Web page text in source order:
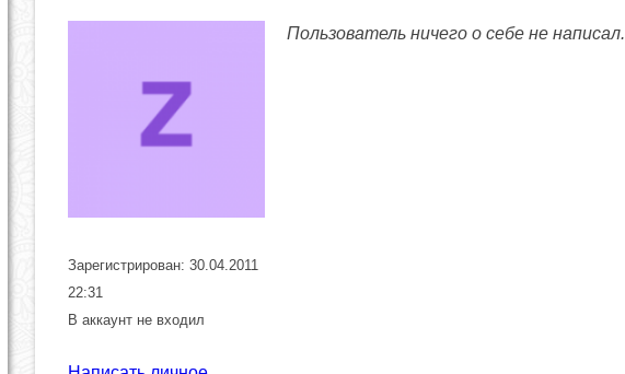
Зарегистрирован: 30.04.2011
22:31
В аккаунт не входил
Пользователь ничего о себе не написал.